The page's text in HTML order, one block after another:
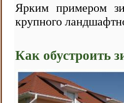
Ярким примером
крупного
Как обустроить